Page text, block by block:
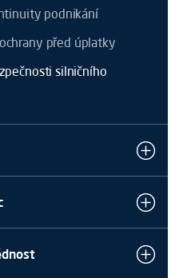
podnikání
před úplatky
silničního